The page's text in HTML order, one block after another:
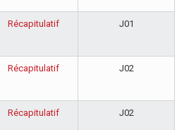
Récapitulatif J01
Récapitulatif J02
Récapitulatif J02